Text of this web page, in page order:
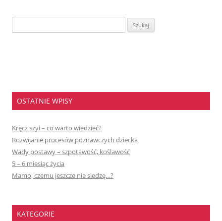
OSTATNIE WPISY
Kręcz szyi – co warto wiedzieć?
Rozwijanie procesów poznawczych dziecka
Wady postawy – szpotawość, koślawość
5 – 6 miesiąc życia
Mamo, czemu jeszcze nie siedzę…?
KATEGORIE